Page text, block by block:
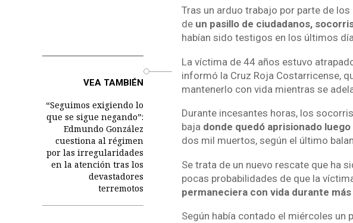
Tras un arduo trabajo por parte de
de un pasillo de ciudadanos,
habían sido testigos en los últimos
VEA TAMBIÉN
“Seguimos exigiendo lo
que se sigue negando”:
Edmundo González
cuestiona al régimen
por las irregularidades
en la atención tras los
devastadores
terremotos
La víctima de 44 años estuvo
informó la Cruz Roja Costarricense,
mantenerlo con vida mientras se
Durante incesantes horas, los
baja donde quedó aprisionado
dos mil muertos, según el último
Se trata de un nuevo rescate que ha
pocas probabilidades de que la
permaneciera con vida durante
Según había contado el miércoles un